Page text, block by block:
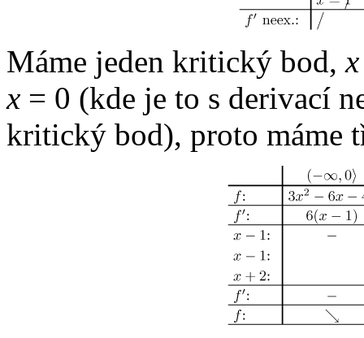
Máme jeden kritický bod,x
x = 0 (kde je to s derivací
kritický bod), proto máme